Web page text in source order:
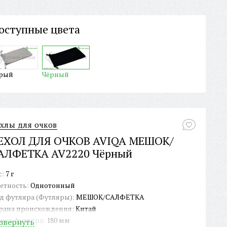
цвета
Чёрный
для очков
ДЛЯ ОЧКОВ AVIQA МЕШОК/
AV2220 Чёрный
7 г
Однотонный
футляра (Футляры): МЕШОК/САЛФЕТКА
происхождения: Китай
футляра: 180 мм